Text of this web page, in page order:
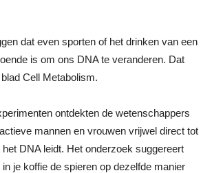
dat even sporten of het drinken van een
is om ons DNA te veranderen. Dat
Cell Metabolism.
ontdekten de wetenschappers
mannen en vrouwen vrijwel direct tot
DNA leidt. Het onderzoek suggereert
je koffie de spieren op dezelfde manier